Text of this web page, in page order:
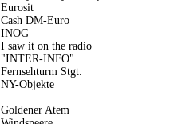
Eurosit
Cash DM-Euro
INOG
I saw it on the radio
"INTER-INFO"
Fernsehturm Stgt.
NY-Objekte
Goldener Atem